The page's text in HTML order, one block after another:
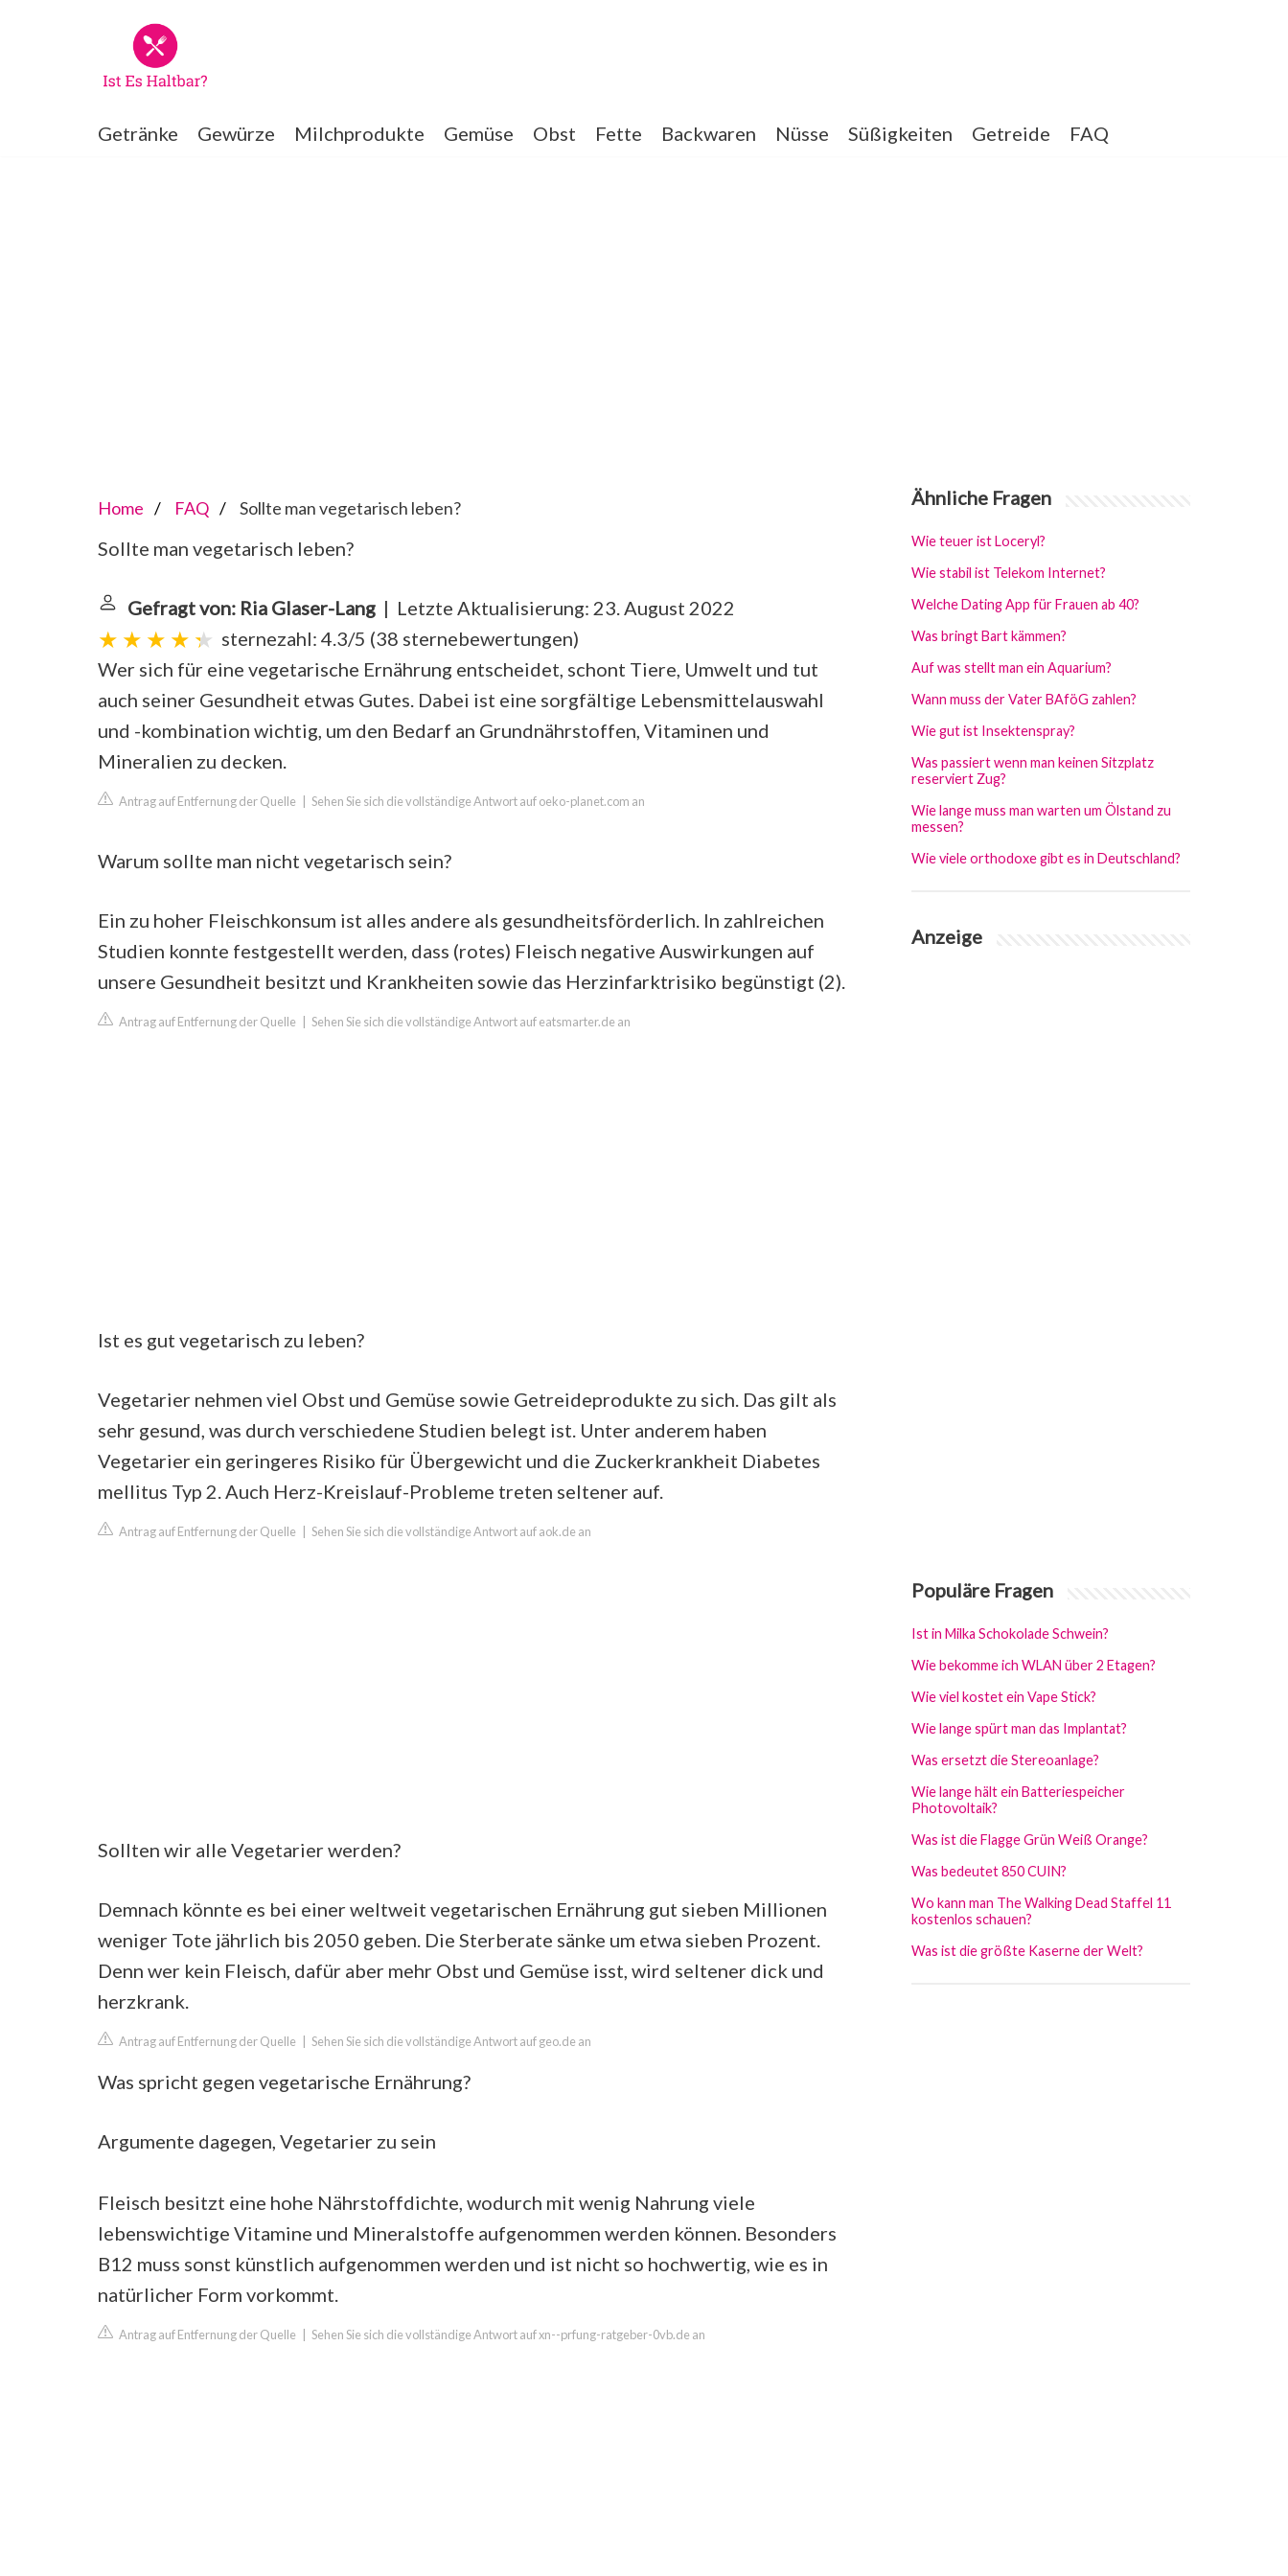
Getränke Gewürze Milchprodukte Gemüse Obst Fette Backwaren Nüsse Süßigkeiten Getreide FAQ
Home FAQ Sollte man vegetarisch leben?
Sollte man vegetarisch leben?
Gefragt von: Ria Glaser-Lang | Letzte Aktualisierung: 23. August 2022
sternezahl: 4.3/5 (38 sternebewertungen)
Wer sich für eine vegetarische Ernährung entscheidet, schont Tiere, Umwelt und tut
auch seiner Gesundheit etwas Gutes. Dabei ist eine sorgfältige Lebensmittelauswahl
und -kombination wichtig, um den Bedarf an Grundnährstoffen, Vitaminen und
Mineralien zu decken.
Antrag auf Entfernung der Quelle Sehen Sie sich die vollständige Antwort auf oeko-planet.com an
Warum sollte man nicht vegetarisch sein?
Ein zu hoher Fleischkonsum ist alles andere als gesundheitsförderlich. In zahlreichen
Studien konnte festgestellt werden, dass (rotes) Fleisch negative Auswirkungen auf
unsere Gesundheit besitzt und Krankheiten sowie das Herzinfarktrisiko begünstigt (2).
Antrag auf Entfernung der Quelle Sehen Sie sich die vollständige Antwort auf eatsmarter.de an
Ist es gut vegetarisch zu leben?
Vegetarier nehmen viel Obst und Gemüse sowie Getreideprodukte zu sich. Das gilt als
sehr gesund, was durch verschiedene Studien belegt ist. Unter anderem haben
Vegetarier ein geringeres Risiko für Übergewicht und die Zuckerkrankheit Diabetes
mellitus Typ 2. Auch Herz-Kreislauf-Probleme treten seltener auf.
Antrag auf Entfernung der Quelle Sehen Sie sich die vollständige Antwort auf aok.de an
Sollten wir alle Vegetarier werden?
Demnach könnte es bei einer weltweit vegetarischen Ernährung gut sieben Millionen
weniger Tote jährlich bis 2050 geben. Die Sterberate sänke um etwa sieben Prozent.
Denn wer kein Fleisch, dafür aber mehr Obst und Gemüse isst, wird seltener dick und
herzkrank.
Antrag auf Entfernung der Quelle Sehen Sie sich die vollständige Antwort auf geo.de an
Was spricht gegen vegetarische Ernährung?
Argumente dagegen, Vegetarier zu sein
Fleisch besitzt eine hohe Nährstoffdichte, wodurch mit wenig Nahrung viele
lebenswichtige Vitamine und Mineralstoffe aufgenommen werden können. Besonders
B12 muss sonst künstlich aufgenommen werden und ist nicht so hochwertig, wie es in
natürlicher Form vorkommt.
Antrag auf Entfernung der Quelle Sehen Sie sich die vollständige Antwort auf xn--prfung-ratgeber-0vb.de an
Ähnliche Fragen
Wie teuer ist Loceryl?
Wie stabil ist Telekom Internet?
Welche Dating App für Frauen ab 40?
Was bringt Bart kämmen?
Auf was stellt man ein Aquarium?
Wann muss der Vater BAföG zahlen?
Wie gut ist Insektenspray?
Was passiert wenn man keinen Sitzplatz
reserviert Zug?
Wie lange muss man warten um Ölstand zu
messen?
Wie viele orthodoxe gibt es in Deutschland?
Anzeige
Populäre Fragen
Ist in Milka Schokolade Schwein?
Wie bekomme ich WLAN über 2 Etagen?
Wie viel kostet ein Vape Stick?
Wie lange spürt man das Implantat?
Was ersetzt die Stereoanlage?
Wie lange hält ein Batteriespeicher
Photovoltaik?
Was ist die Flagge Grün Weiß Orange?
Was bedeutet 850 CUIN?
Wo kann man The Walking Dead Staffel 11
kostenlos schauen?
Was ist die größte Kaserne der Welt?